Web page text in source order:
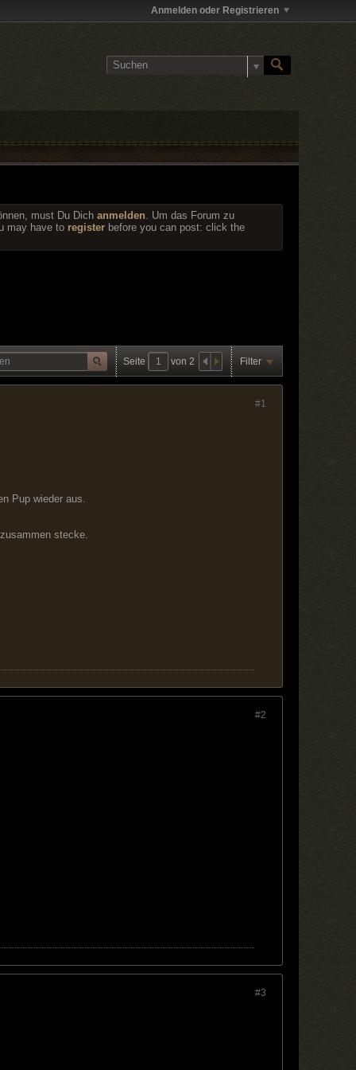
Anmelden oder Registrieren
must Du Dich anmelden. Um das Forum zu
may have to register before you can post: click the
Seite von 2 Filter
#1
Pup wieder aus.
stecke.
#2
#3